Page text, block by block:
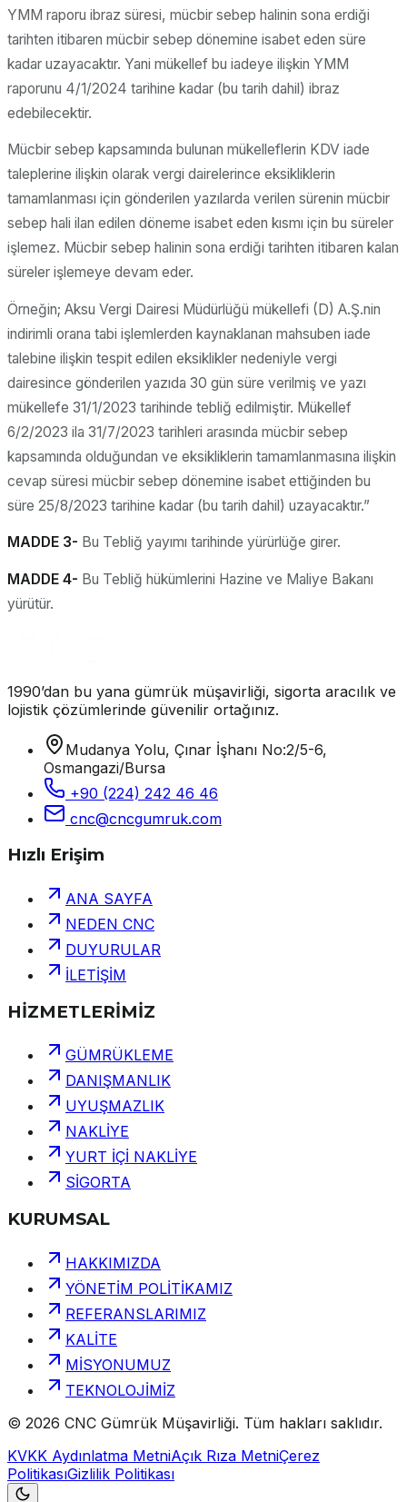
YMM raporu ibraz süresi, mücbir sebep halinin sona erdiği
tarihten itibaren mücbir sebep dönemine isabet eden süre
kadar uzayacaktır. Yani mükellef bu iadeye ilişkin YMM
raporunu 4/1/2024 tarihine kadar (bu tarih dahil) ibraz
edebilecektir.
Mücbir sebep kapsamında bulunan mükelleflerin KDV iade
taleplerine ilişkin olarak vergi dairelerince eksikliklerin
tamamlanması için gönderilen yazılarda verilen sürenin mücbir
sebep hali ilan edilen döneme isabet eden kısmı için bu süreler
işlemez. Mücbir sebep halinin sona erdiği tarihten itibaren kalan
süreler işlemeye devam eder.
Örneğin; Aksu Vergi Dairesi Müdürlüğü mükellefi (D) A.Ş.nin
indirimli orana tabi işlemlerden kaynaklanan mahsuben iade
talebine ilişkin tespit edilen eksiklikler nedeniyle vergi
dairesince gönderilen yazıda 30 gün süre verilmiş ve yazı
mükellefe 31/1/2023 tarihinde tebliğ edilmiştir. Mükellef
6/2/2023 ila 31/7/2023 tarihleri arasında mücbir sebep
kapsamında olduğundan ve eksikliklerin tamamlanmasına ilişkin
cevap süresi mücbir sebep dönemine isabet ettiğinden bu
süre 25/8/2023 tarihine kadar (bu tarih dahil) uzayacaktır.”
MADDE 3- Bu Tebliğ yayımı tarihinde yürürlüğe girer.
MADDE 4- Bu Tebliğ hükümlerini Hazine ve Maliye Bakanı
yürütür.
1990’dan bu yana gümrük müşavirliği, sigorta aracılık ve
lojistik çözümlerinde güvenilir ortağınız.
Mudanya Yolu, Çınar İşhanı No:2/5-6,
Osmangazi/Bursa
+90 (224) 242 46 46
cnc@cncgumruk.com
Hızlı Erişim
ANA SAYFA
NEDEN CNC
DUYURULAR
İLETİŞİM
HİZMETLERİMİZ
GÜMRÜKLEME
DANIŞMANLIK
UYUŞMAZLIK
NAKLİYE
YURT İÇİ NAKLİYE
SİGORTA
KURUMSAL
HAKKIMIZDA
YÖNETİM POLİTİKAMIZ
REFERANSLARIMIZ
KALİTE
MİSYONUMUZ
TEKNOLOJİMİZ
© 2026 CNC Gümrük Müşavirliği. Tüm hakları saklıdır.
KVKK Aydınlatma MetniAçık Rıza MetniÇerez
PolitikasıGizlilik Politikası